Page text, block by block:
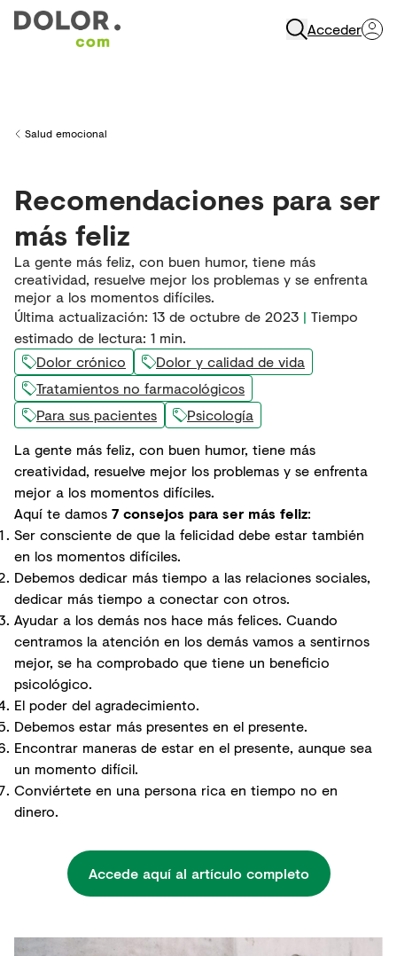
Acceder
Back to
Salud emocional
Recomendaciones para ser
más feliz
La gente más feliz, con buen humor, tiene más
creatividad, resuelve mejor los problemas y se enfrenta
mejor a los momentos difíciles.
Última actualización: 13 de octubre de 2023 | Tiempo
estimado de lectura: 1 min.
Dolor crónico
Dolor y calidad de vida
Tratamientos no farmacológicos
Para sus pacientes
Psicología
La gente más feliz, con buen humor, tiene más
creatividad, resuelve mejor los problemas y se enfrenta
mejor a los momentos difíciles.
Aquí te damos 7 consejos para ser más feliz:
Ser consciente de que la felicidad debe estar también
en los momentos difíciles.
Debemos dedicar más tiempo a las relaciones sociales,
dedicar más tiempo a conectar con otros.
Ayudar a los demás nos hace más felices. Cuando
centramos la atención en los demás vamos a sentirnos
mejor, se ha comprobado que tiene un beneficio
psicológico.
El poder del agradecimiento.
Debemos estar más presentes en el presente.
Encontrar maneras de estar en el presente, aunque sea
un momento difícil.
Conviértete en una persona rica en tiempo no en
dinero.
Accede aquí al artículo completo